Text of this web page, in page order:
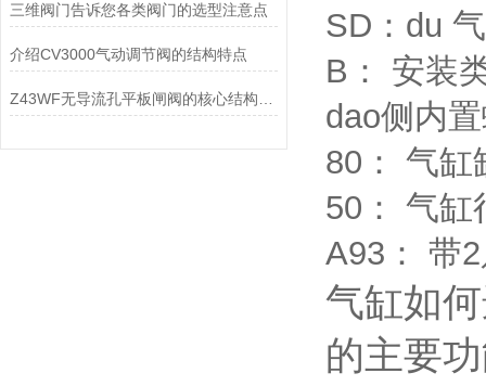
三维阀门告诉您各类阀门的选型注意点
介绍CV3000气动调节阀的结构特点
SD：du
B： 安装
dao侧内
80： 气缸
50： 气缸
A93： 带
气缸如
的主要